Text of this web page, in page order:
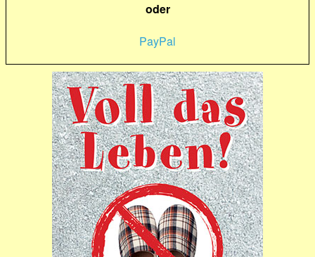
oder
PayPal